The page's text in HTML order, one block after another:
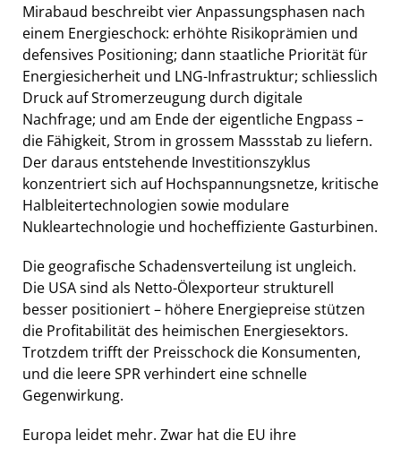
Mirabaud beschreibt vier Anpassungsphasen nach
einem Energieschock: erhöhte Risikoprämien und
defensives Positioning; dann staatliche Priorität für
Energiesicherheit und LNG-Infrastruktur; schliesslich
Druck auf Stromerzeugung durch digitale
Nachfrage; und am Ende der eigentliche Engpass –
die Fähigkeit, Strom in grossem Massstab zu liefern.
Der daraus entstehende Investitionszyklus
konzentriert sich auf Hochspannungsnetze, kritische
Halbleitertechnologien sowie modulare
Nukleartechnologie und hocheffiziente Gasturbinen.
Die geografische Schadensverteilung ist ungleich.
Die USA sind als Netto-Ölexporteur strukturell
besser positioniert – höhere Energiepreise stützen
die Profitabilität des heimischen Energiesektors.
Trotzdem trifft der Preisschock die Konsumenten,
und die leere SPR verhindert eine schnelle
Gegenwirkung.
Europa leidet mehr. Zwar hat die EU ihre